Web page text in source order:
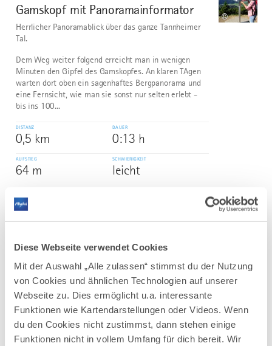
Diese Webseite verwendet Cookies
Mit der Auswahl „Alle zulassen“ stimmst du der Nutzung
von Cookies und ähnlichen Technologien auf unserer
Webseite zu. Dies ermöglicht u.a. interessante
Funktionen wie Kartendarstellungen oder Videos. Wenn
du den Cookies nicht zustimmst, dann stehen einige
Funktionen nicht in vollem Umfang für dich bereit. Wir
2
Gamskopf mit Panoramainformator
©
Herrlicher Panoramablick über das ganze Tannheimer
Tal.
Dem Weg weiter folgend erreicht man in wenigen
Minuten den Gipfel des Gamskopfes. An klaren TAgen
warten dort oben ein sagenhaftes Bergpanorama und
eine Fernsicht, wie man sie sonst nur selten erlebt -
bis ins 100...
DISTANZ
0,5 km
DAUER
0:13 h
AUFSTIEG
64 m
SCHWIERIGKEIT
leicht
WANDERTOUR
Terrainkurweg IV Bad Wörishofen
fünf Terrainkurwege (blau punktierte Linie) und drei
Nordic-Walking-Runden mit unterschiedlichen Längen
und Schwierigkeitsgraden zur Verfügung.
Die ausgeschilderten Touren führen durch die hügelige
Wohlfühllandschaft des...
DISTANZ DAUER
mehr
dazu